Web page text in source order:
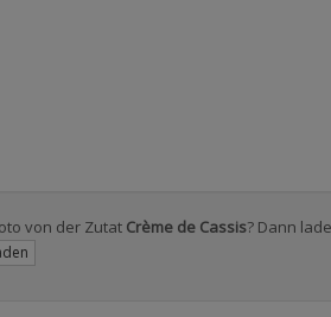
von der Zutat Crème de Cassis? Dann